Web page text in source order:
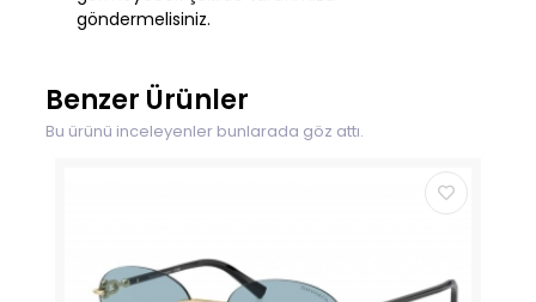
göndermelisiniz.
Benzer Ürünler
Bu ürünü inceleyenler bunlarada göz attı.